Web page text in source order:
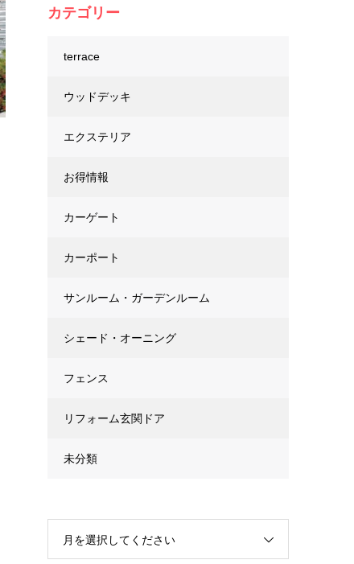
カテゴリー
terrace
ウッドデッキ
エクステリア
お得情報
カーゲート
カーポート
サンルーム・ガーデンルーム
シェード・オーニング
フェンス
リフォーム玄関ドア
未分類
月を選択してください